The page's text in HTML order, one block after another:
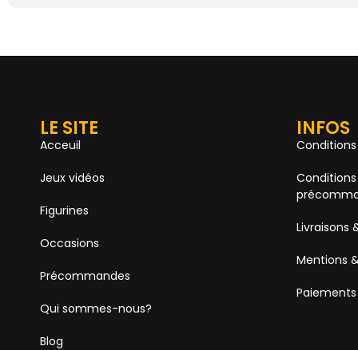
LE SITE
Acceuil
Jeux vidéos
Figurines
Occasions
Précommandes
Qui sommes-nous?
Blog
INFOS
Livraisons
Mentions
Paiements